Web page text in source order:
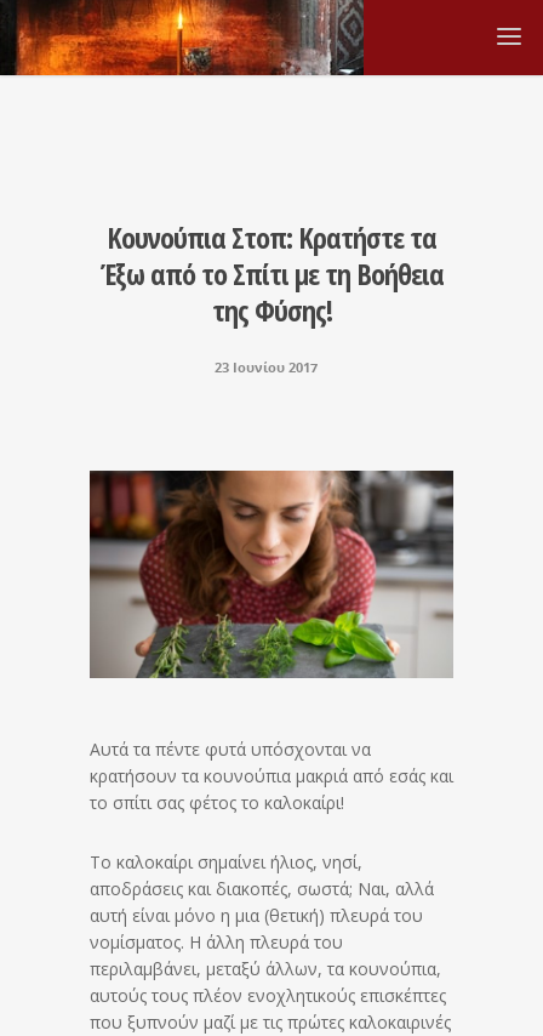
Κουνούπια Στοπ: Κρατήστε τα
Έξω από το Σπίτι με τη Βοήθεια
της Φύσης!
23 Ιουνίου 2017
Αυτά τα πέντε φυτά υπόσχονται να
κρατήσουν τα κουνούπια μακριά από εσάς και
το σπίτι σας φέτος το καλοκαίρι!
Το καλοκαίρι σημαίνει ήλιος, νησί,
αποδράσεις και διακοπές, σωστά; Ναι, αλλά
αυτή είναι μόνο η μια (θετική) πλευρά του
νομίσματος. Η άλλη πλευρά του
περιλαμβάνει, μεταξύ άλλων, τα κουνούπια,
αυτούς τους πλέον ενοχλητικούς επισκέπτες
που ξυπνούν μαζί με τις πρώτες καλοκαιρινές